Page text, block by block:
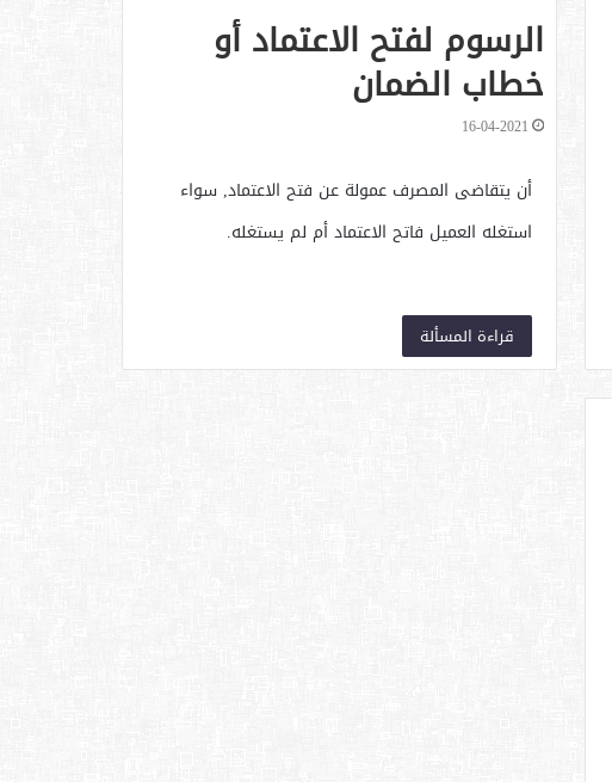
الرسوم لفتح الاعتماد أو
خطاب الضمان
16-04-2021
أن يتقاضى المصرف عمولة عن فتح الاعتماد, سواء
استغله العميل فاتح الاعتماد أم لم يستغله.
قراءة المسألة